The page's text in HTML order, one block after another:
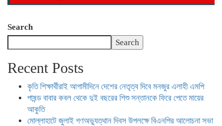
Search
Search
Recent Posts
কৃতি শিক্ষার্থীরাই আগামীদিনে দেশের নেতৃত্ব দিবে মনজুর এলাহী এমপি
পাষন্ড বাবার কবল থেকে দুই বছরের শিশু সন্তানকে ফিরে পেতে মায়ের
আকুতি
মোল্লাহাটে জুলাই গণঅভ্যুত্থান দিবস উপলক্ষে বিএনপির আলোচনা সভা